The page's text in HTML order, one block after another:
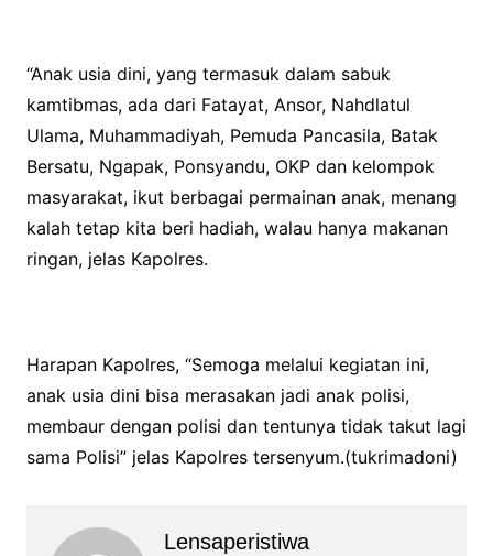
“Anak usia dini, yang termasuk dalam sabuk
kamtibmas, ada dari Fatayat, Ansor, Nahdlatul
Ulama, Muhammadiyah, Pemuda Pancasila, Batak
Bersatu, Ngapak, Ponsyandu, OKP dan kelompok
masyarakat, ikut berbagai permainan anak, menang
kalah tetap kita beri hadiah, walau hanya makanan
ringan, jelas Kapolres.
Harapan Kapolres, “Semoga melalui kegiatan ini,
anak usia dini bisa merasakan jadi anak polisi,
membaur dengan polisi dan tentunya tidak takut lagi
sama Polisi” jelas Kapolres tersenyum.(tukrimadoni)
Lensaperistiwa